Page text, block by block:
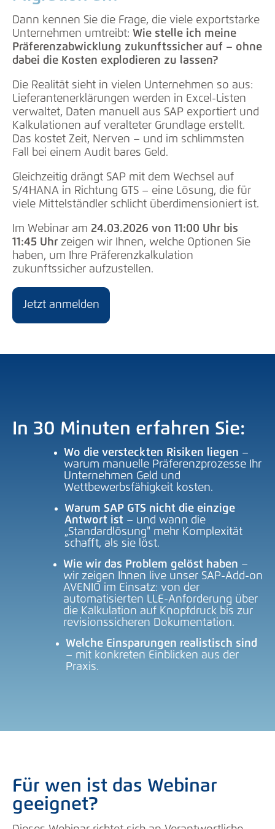
Dann kennen Sie die Frage, die viele exportstarke
Unternehmen umtreibt: Wie stelle ich meine
Präferenzabwicklung zukunftssicher auf – ohne
dabei die Kosten explodieren zu lassen?
Die Realität sieht in vielen Unternehmen so aus:
Lieferantenerklärungen werden in Excel-Listen
verwaltet, Daten manuell aus SAP exportiert und
Kalkulationen auf veralteter Grundlage erstellt.
Das kostet Zeit, Nerven – und im schlimmsten
Fall bei einem Audit bares Geld.
Gleichzeitig drängt SAP mit dem Wechsel auf
S/4HANA in Richtung GTS – eine Lösung, die für
viele Mittelständler schlicht überdimensioniert ist.
Im Webinar am 24.03.2026 von 11:00 Uhr bis
11:45 Uhr zeigen wir Ihnen, welche Optionen Sie
haben, um Ihre Präferenzkalkulation
zukunftssicher aufzustellen.
Jetzt anmelden
In 30 Minuten erfahren Sie:
Wo die versteckten Risiken liegen –
warum manuelle Präferenzprozesse Ihr
Unternehmen Geld und
Wettbewerbsfähigkeit kosten.
Warum SAP GTS nicht die einzige
Antwort ist– und wann die
„Standardlösung" mehr Komplexität
schafft, als sie löst.
Wie wir das Problem gelöst haben –
wir zeigen Ihnen live unser SAP-Add-on
AVENIO im Einsatz: von der
automatisierten LLE-Anforderung über
die Kalkulation auf Knopfdruck bis zur
revisionssicheren Dokumentation.
Welche Einsparungen realistisch sind
– mit konkreten Einblicken aus der
Praxis.
Für wen ist das Webinar
geeignet?